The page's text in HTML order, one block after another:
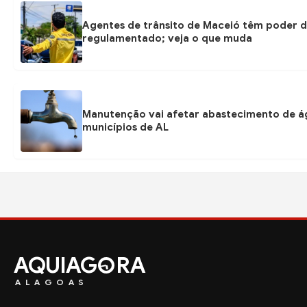
Agentes de trânsito de Maceió têm poder
regulamentado; veja o que muda
Manutenção vai afetar abastecimento de
municípios de AL
AQUIAG RA
ALAGOAS